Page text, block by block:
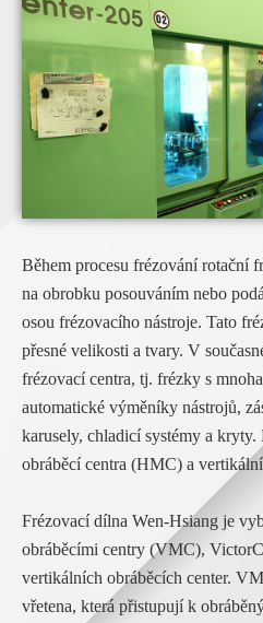
Během procesu frézování rotační
na obrobku posouváním nebo
osou frézovacího nástroje. Tato
přesné velikosti a tvary. V
frézovací centra, tj. frézky s
automatické výměníky nástrojů,
karusely, chladicí systémy a
obráběcí centra (HMC) a
Frézovací dílna Wen-Hsiang je
obráběcími centry (VMC),
vertikálních obráběcích center.
vřetena, která přistupují k